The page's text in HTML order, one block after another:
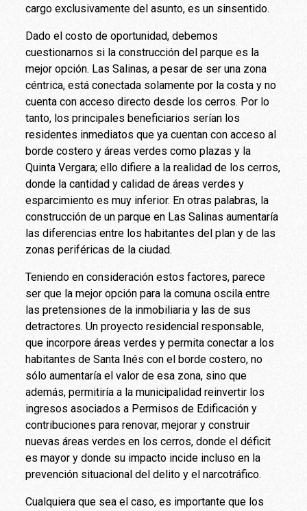
cargo exclusivamente del asunto, es un sinsentido.
Dado el costo de oportunidad, debemos
cuestionarnos si la construcción del parque es la
mejor opción. Las Salinas, a pesar de ser una zona
céntrica, está conectada solamente por la costa y no
cuenta con acceso directo desde los cerros. Por lo
tanto, los principales beneficiarios serían los
residentes inmediatos que ya cuentan con acceso al
borde costero y áreas verdes como plazas y la
Quinta Vergara; ello difiere a la realidad de los cerros,
donde la cantidad y calidad de áreas verdes y
esparcimiento es muy inferior. En otras palabras, la
construcción de un parque en Las Salinas aumentaría
las diferencias entre los habitantes del plan y de las
zonas periféricas de la ciudad.
Teniendo en consideración estos factores, parece
ser que la mejor opción para la comuna oscila entre
las pretensiones de la inmobiliaria y las de sus
detractores. Un proyecto residencial responsable,
que incorpore áreas verdes y permita conectar a los
habitantes de Santa Inés con el borde costero, no
sólo aumentaría el valor de esa zona, sino que
además, permitiría a la municipalidad reinvertir los
ingresos asociados a Permisos de Edificación y
contribuciones para renovar, mejorar y construir
nuevas áreas verdes en los cerros, donde el déficit
es mayor y donde su impacto incide incluso en la
prevención situacional del delito y el narcotráfico.
Cualquiera que sea el caso, es importante que los